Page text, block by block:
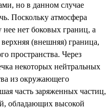
но в данном случае
Поскольку атмосфера
нее нет боковых границ, а
(внешняя) граница,
пространства. Через
некоторых нейтральных
из окружающего
часть заряженных частиц,
обладающих высокой